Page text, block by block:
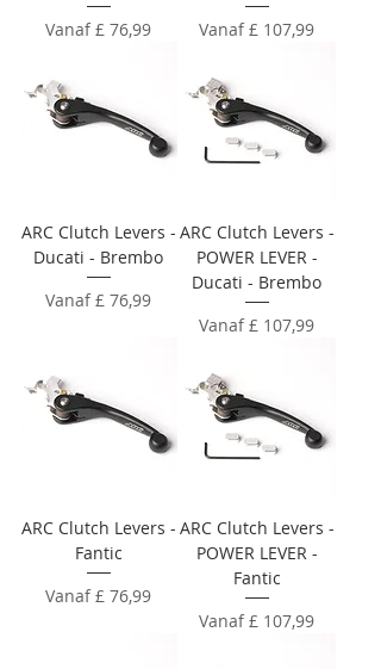
Vanaf£ 76,99
Verkoopprijs
Vanaf£ 107,99
Verkoopprijs
ARC Clutch Levers -
Ducati - Brembo
Vanaf£ 76,99
Verkoopprijs
ARC Clutch Levers -
POWER LEVER -
Ducati - Brembo
Vanaf£ 107,99
Verkoopprijs
ARC Clutch Levers -
Fantic
Vanaf£ 76,99
Verkoopprijs
ARC Clutch Levers -
POWER LEVER -
Fantic
Vanaf£ 107,99
Verkoopprijs